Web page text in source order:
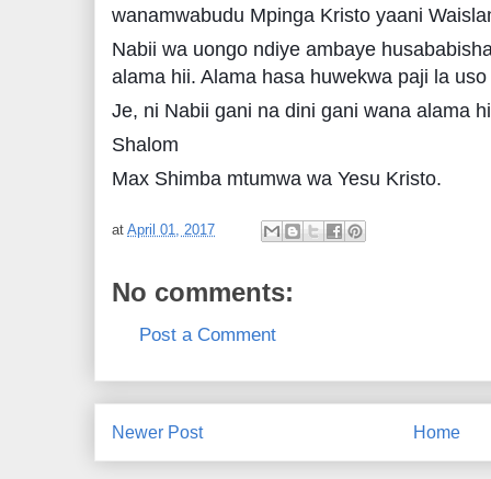
wanamwabudu Mpinga Kristo yaani
Nabii wa uongo ndiye ambaye
alama hii. Alama hasa huwekwa paji la
Je, ni Nabii gani na dini gani wana alama
Shalom
Max Shimba mtumwa wa Yesu Kristo.
at April 01, 2017
No comments:
Post a Comment
Newer Post Home